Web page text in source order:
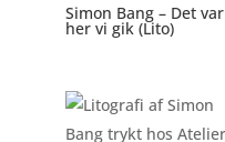
Simon Bang – Det var
her vi gik (Lito)